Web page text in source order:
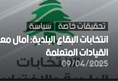
تحقيقات خاصة سياسة
انتخابات البقاع البلدية:
القيادات المتعلمة
09/04/2025